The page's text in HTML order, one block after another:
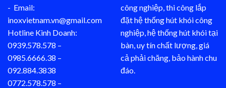
- Email:
inoxvietnam.vn@gmail.com
Hotline Kinh Doanh:
0939.578.578 –
0985.6666.38 –
092.884.3838
0772.578.578 –
công nghiệp, thi công lắp
đặt hệ thống hút khói công
nghiệp, hệ thống hút khói tại
bàn, uy tín chất lượng, giá
cả phải chăng, bảo hành chu
đáo.